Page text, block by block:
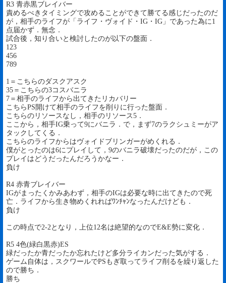
R3 青赤黒ブレイバー
責めるべきタイミングで攻めることができて勝てる感じだったのだ
が，相手のライフが「ライフ・ヴォイド・IG・IG」であった為に1
点届かず．無念．
試合後，知り合いと検討したのが以下の盤面．
123
456
789
1＝こちらのダスクアスク
35＝こちらの3コスバニラ
7＝相手のライフから出てきたリカバリー
こちらPS開けて相手のライフを削りに行った盤面．
こちらのリソースなし，相手のリソース5．
ここから，相手IG乗って9にバニラ．で，まず7のラクシュミーがア
タックしてくる．
こちらのライフからはヴォイドブリンガーがめくれる．
僕がとったのは6にプレイして，9のバニラ破壊だったのだが，この
プレイはどうだったんだろうかなー．
負け
R4 赤青ブレイバー
IGがまったくかみあわず，相手のIGは必要な時に出てきたので死
亡．ライフから生き物めくれればﾜﾝﾁｬﾝなったんだけども．
負け
この時点で2-2となり，上位12名は絶望的なのでE&E勢に変化．
R5 4色(緑白黒赤)ES
緑だったか青だったか忘れたけど多分ライカンだった気がする．
ゲーム自体は，スクワールでPSもぎ取ってライフ削るを繰り返した
ので勝ち．
勝ち